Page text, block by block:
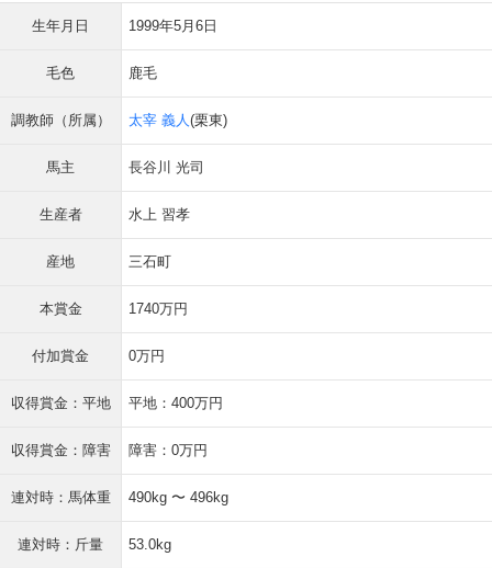
生年月日 1999年5月6日
毛色 鹿毛
調教師（所属） 太宰 義人(栗東)
馬主 長谷川 光司
生産者 水上 習孝
産地 三石町
本賞金 1740万円
付加賞金 0万円
収得賞金：平地 平地：400万円
収得賞金：障害 障害：0万円
連対時：馬体重 490kg 〜 496kg
連対時：斤量 53.0kg